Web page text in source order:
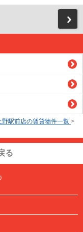
野駅前店の賃貸物件一覧 >
る